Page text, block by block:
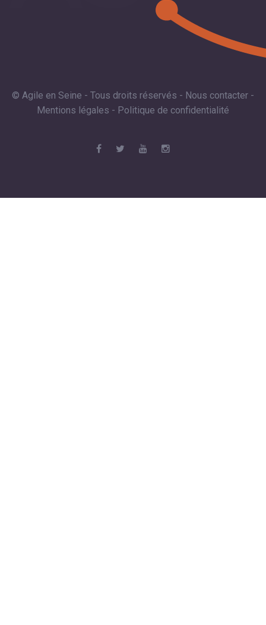
© Agile en Seine - Tous droits réservés - Nous contacter -
Mentions légales - Politique de confidentialité